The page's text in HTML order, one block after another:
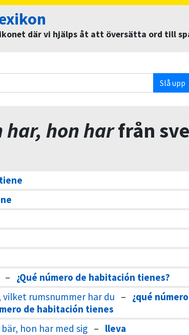
där vi hjälps åt att översätta ord till
Slå upp
har, hon harfrån
tiene
– ¿Qué número de habitación tienes?
rumsnummer har du – ¿qué
de habitación tienes
hon har med sig – lleva